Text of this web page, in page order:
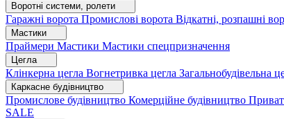
Воротні системи, ролети
Гаражні ворота Промислові ворота Відкатні, розпашні
Мастики
Праймери Мастики Мастики спецпризначення
Цегла
Клінкерна цегла Вогнетривка цегла Загальнобудівельна
Каркасне будівництво
Промислове будівництво Комерційне будівництво
SALE